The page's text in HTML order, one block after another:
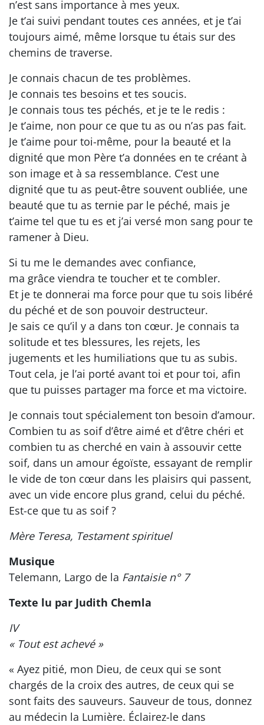
n’est sans importance à mes yeux.
Je t’ai suivi pendant toutes ces années, et je t’ai
toujours aimé, même lorsque tu étais sur des
chemins de traverse.
Je connais chacun de tes problèmes.
Je connais tes besoins et tes soucis.
Je connais tous tes péchés, et je te le redis :
Je t’aime, non pour ce que tu as ou n’as pas fait.
Je t’aime pour toi-même, pour la beauté et la
dignité que mon Père t’a données en te créant à
son image et à sa ressemblance. C’est une
dignité que tu as peut-être souvent oubliée, une
beauté que tu as ternie par le péché, mais je
t’aime tel que tu es et j’ai versé mon sang pour te
ramener à Dieu.
Si tu me le demandes avec confiance,
ma grâce viendra te toucher et te combler.
Et je te donnerai ma force pour que tu sois libéré
du péché et de son pouvoir destructeur.
Je sais ce qu’il y a dans ton cœur. Je connais ta
solitude et tes blessures, les rejets, les
jugements et les humiliations que tu as subis.
Tout cela, je l’ai porté avant toi et pour toi, afin
que tu puisses partager ma force et ma victoire.
Je connais tout spécialement ton besoin d’amour.
Combien tu as soif d’être aimé et d’être chéri et
combien tu as cherché en vain à assouvir cette
soif, dans un amour égoïste, essayant de remplir
le vide de ton cœur dans les plaisirs qui passent,
avec un vide encore plus grand, celui du péché.
Est-ce que tu as soif ?
Mère Teresa, Testament spirituel
Musique
Telemann, Largo de la Fantaisie n° 7
Texte lu par Judith Chemla
IV
« Tout est achevé »
« Ayez pitié, mon Dieu, de ceux qui se sont
chargés de la croix des autres, de ceux qui se
sont faits des sauveurs. Sauveur de tous, donnez
au médecin la Lumière. Éclairez-le dans